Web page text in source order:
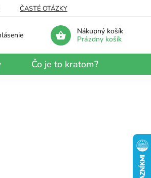
ČASTÉ OTÁZKY
Nákupný košík
Prázdny košík
Čo je to kratom?